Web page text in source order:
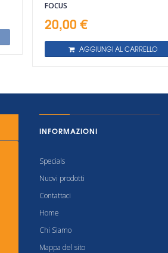
FOCUS
20,00 €
AGGIUNGI AL CARRELLO
INFORMAZIONI
Specials
Nuovi prodotti
Contattaci
Home
Chi Siamo
Mappa del sito